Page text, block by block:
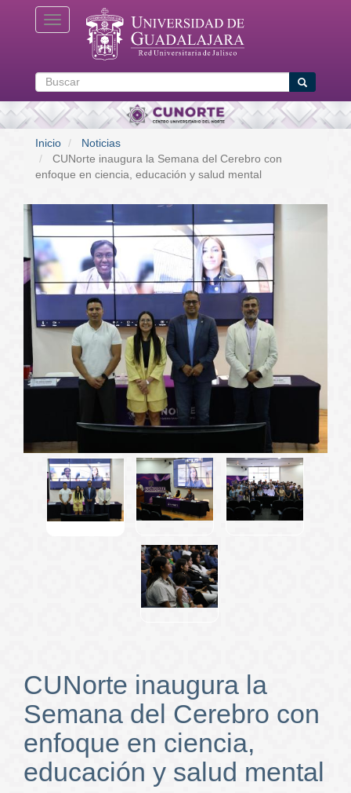
Toggle navigation
Buscar Buscar
Inicio
Noticias
CUNorte inaugura la Semana del Cerebro con
enfoque en ciencia, educación y salud mental
CUNorte inaugura la
Semana del Cerebro con
enfoque en ciencia,
educación y salud mental